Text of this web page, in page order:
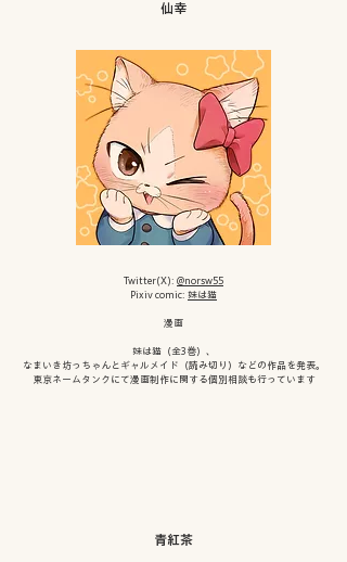
仙幸
Twitter(X): @norsw55
Pixiv comic: 妹は猫
漫画
妹は猫（全3巻）、
なまいき坊っちゃんとギャルメイド（読み切り）などの作品を発表。
東京ネームタンクにて漫画制作に関する個別相談も行っています​
青紅茶